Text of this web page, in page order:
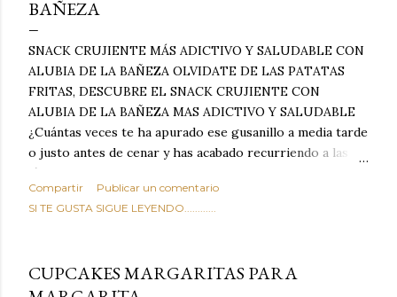
BAÑEZA
SNACK CRUJIENTE MÁS ADICTIVO Y SALUDABLE CON
ALUBIA DE LA BAÑEZA OLVIDATE DE LAS PATATAS
FRITAS, DESCUBRE EL SNACK CRUJIENTE CON
ALUBIA DE LA BAÑEZA MAS ADICTIVO Y SALUDABLE
¿Cuántas veces te ha apurado ese gusanillo a media tarde
o justo antes de cenar y has acabado recurriendo a las
típicas patatas de bolsa, frutos secos fritos o snacks
ultraprocesados llenos de grasas saturadas y sodio?
Todos hemos estado ahí. Sin embargo, cuidarse no tiene
satisface. Estas alubias crujientes al horno van a cambiar
Compartir
Publicar un comentario
SI TE GUSTA SIGUE LEYENDO............
CUPCAKES MARGARITAS PARA